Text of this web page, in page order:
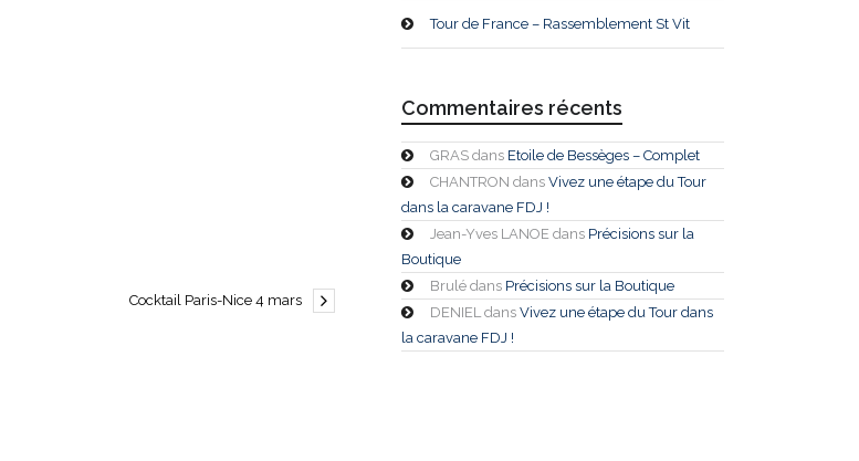
Cocktail Paris-Nice 4 mars
Tour de France – Rassemblement St Vit
Commentaires récents
GRAS dans Etoile de Bessèges – Complet
CHANTRON dans Vivez une étape du Tour
dans la caravane FDJ !
Jean-Yves LANOE dans Précisions sur la
Boutique
Brulé dans Précisions sur la Boutique
DENIEL dans Vivez une étape du Tour dans
la caravane FDJ !